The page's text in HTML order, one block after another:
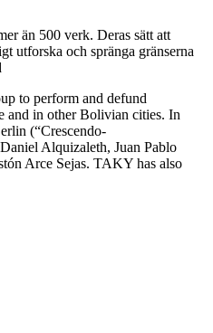
än 500 verk. Deras sätt att
utforska och spränga gränserna
to perform and defund
and in other Bolivian cities. In
(“Crescendo-
Alquizaleth, Juan Pablo
Arce Sejas. TAKY has also